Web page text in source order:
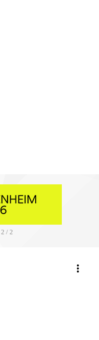
2 / 2
more_vert